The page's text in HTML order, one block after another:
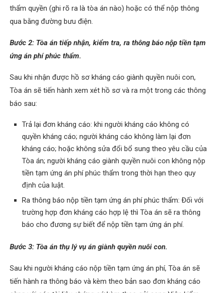
thẩm quyền (ghi rõ ra là tòa án nào) hoặc có thể nộp thông
qua bằng đường bưu điện.
Bước 2: Tòa án tiếp nhận, kiểm tra, ra thông báo nộp tiền tạm
ứng án phí phúc thẩm.
Sau khi nhận được hồ sơ kháng cáo giành quyền nuôi con,
Tòa án sẽ tiến hành xem xét hồ sơ và ra một trong các thông
báo sau:
Trả lại đơn kháng cáo: khi người kháng cáo không có
quyền kháng cáo; người kháng cáo không làm lại đơn
kháng cáo; hoặc không sửa đổi bổ sung theo yêu cầu của
Tòa án; người kháng cáo giành quyền nuôi con không nộp
tiền tạm ứng án phí phúc thẩm trong thời hạn theo quy
định của luật.
Ra thông báo nộp tiền tạm ứng án phí phúc thẩm: Đối với
trường hợp đơn kháng cáo hợp lệ thì Tòa án sẽ ra thông
báo cho đương sự biết để nộp tiền tạm ứng án phí.
Bước 3: Tòa án thụ lý vụ án giành quyền nuôi con.
Sau khi người kháng cáo nộp tiền tạm ứng án phí, Tòa án sẽ
tiến hành ra thông báo và kèm theo bản sao đơn kháng cáo